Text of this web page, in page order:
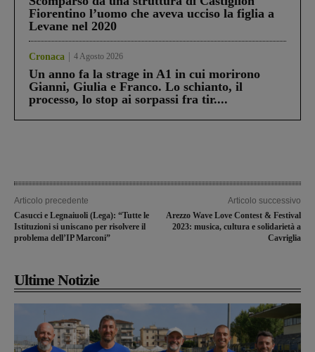
Fiorentino l’uomo che aveva ucciso la figlia a
Levane nel 2020
Cronaca 4 Agosto 2026
Un anno fa la strage in A1 in cui morirono
Gianni, Giulia e Franco. Lo schianto, il
processo, lo stop ai sorpassi fra tir....
Articolo precedente
Casucci e Legnaiuoli (Lega): “Tutte le
Istituzioni si uniscano per risolvere il
problema dell’IP Marconi”
Articolo successivo
Arezzo Wave Love Contest & Festival
2023: musica, cultura e solidarietà a
Cavriglia
Ultime Notizie